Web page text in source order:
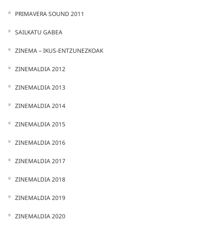
PRIMAVERA SOUND 2011
SAILKATU GABEA
ZINEMA – IKUS-ENTZUNEZKOAK
ZINEMALDIA 2012
ZINEMALDIA 2013
ZINEMALDIA 2014
ZINEMALDIA 2015
ZINEMALDIA 2016
ZINEMALDIA 2017
ZINEMALDIA 2018
ZINEMALDIA 2019
ZINEMALDIA 2020